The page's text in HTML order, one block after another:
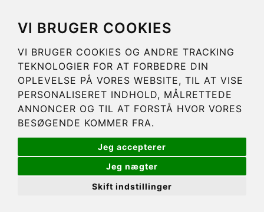
VI BRUGER COOKIES
VI BRUGER COOKIES OG ANDRE TRACKING
TEKNOLOGIER FOR AT FORBEDRE DIN
OPLEVELSE PÅ VORES WEBSITE, TIL AT VISE
PERSONALISERET INDHOLD, MÅLRETTEDE
ANNONCER OG TIL AT FORSTÅ HVOR VORES
BESØGENDE KOMMER FRA.
Jeg accepterer
Jeg nægter
Skift indstillinger